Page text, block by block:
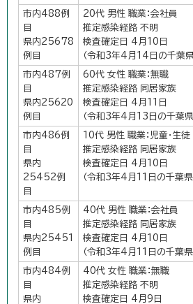
市内488例
目
県内25678
例目
20代 男性 職業：会社員
推定感染経路 不明
検査確定日 4月10日
（令和3年4月14日の千葉県
市内487例
目
県内25620
例目
60代 女性 職業：無職
推定感染経路 同居家族
検査確定日 4月11日
（令和3年4月13日の千葉県
市内486例
目
県内
25452例
目
10代 男性 職業：児童・生徒
推定感染経路 同居家族
検査確定日 4月10日
（令和3年4月11日の千葉県
市内485例
目
県内25451
例目
40代 男性 職業：会社員
推定感染経路 同居家族
検査確定日 4月10日
（令和3年4月11日の千葉県
市内484例
目
県内
40代 女性 職業：無職
推定感染経路 不明
検査確定日 4月9日